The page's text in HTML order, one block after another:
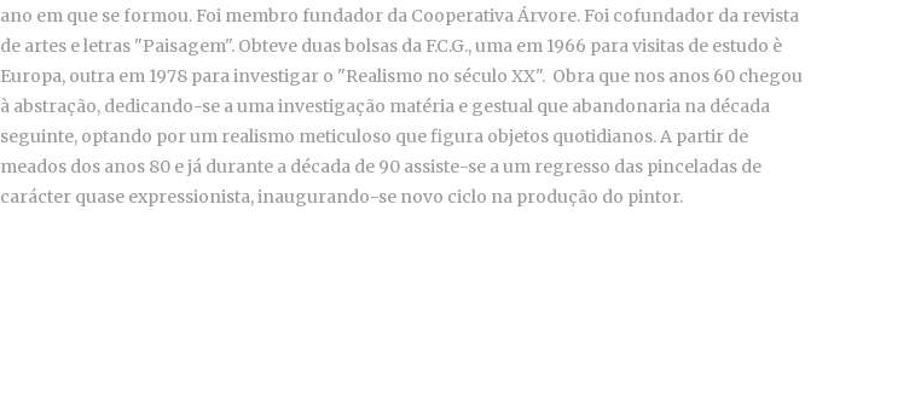
ano em que se formou. Foi membro fundador da Cooperativa Árvore. Foi cofundador da revista
de artes e letras "Paisagem". Obteve duas bolsas da F.C.G., uma em 1966 para visitas de estudo è
Europa, outra em 1978 para investigar o "Realismo no século XX". Obra que nos anos 60 chegou
à abstração, dedicando-se a uma investigação matéria e gestual que abandonaria na década
seguinte, optando por um realismo meticuloso que figura objetos quotidianos. A partir de
meados dos anos 80 e já durante a década de 90 assiste-se a um regresso das pinceladas de
carácter quase expressionista, inaugurando-se novo ciclo na produção do pintor.